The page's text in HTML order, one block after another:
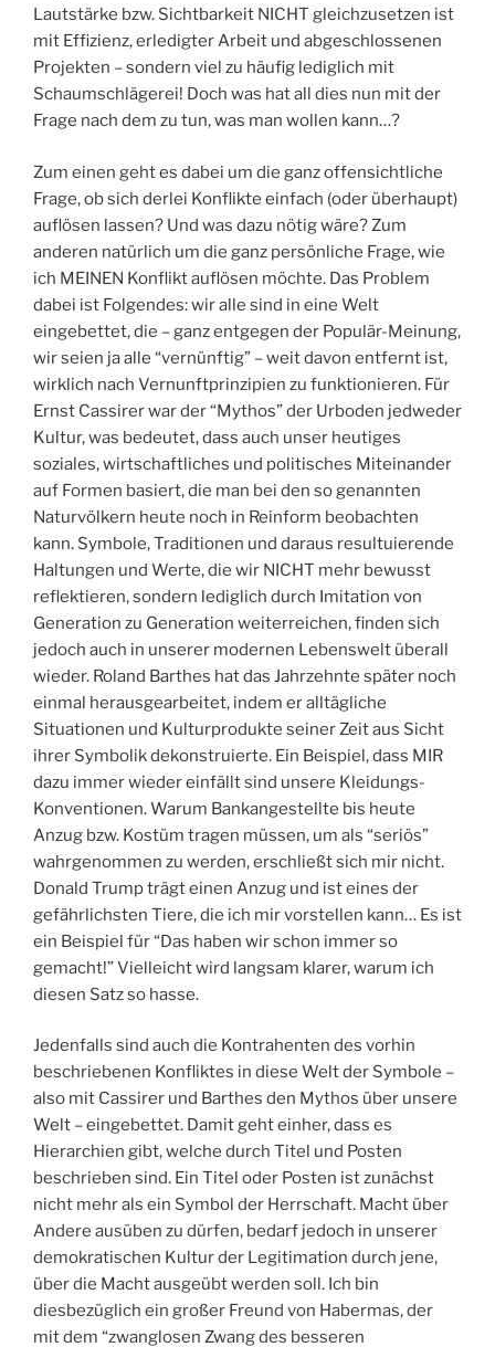
Lautstärke bzw. Sichtbarkeit NICHT gleichzusetzen ist
mit Effizienz, erledigter Arbeit und abgeschlossenen
Projekten – sondern viel zu häufig lediglich mit
Schaumschlägerei! Doch was hat all dies nun mit der
Frage nach dem zu tun, was man wollen kann…?
Zum einen geht es dabei um die ganz offensichtliche
Frage, ob sich derlei Konflikte einfach (oder überhaupt)
auflösen lassen? Und was dazu nötig wäre? Zum
anderen natürlich um die ganz persönliche Frage, wie
ich MEINEN Konflikt auflösen möchte. Das Problem
dabei ist Folgendes: wir alle sind in eine Welt
eingebettet, die – ganz entgegen der Populär-Meinung,
wir seien ja alle “vernünftig” – weit davon entfernt ist,
wirklich nach Vernunftprinzipien zu funktionieren. Für
Ernst Cassirer war der “Mythos” der Urboden jedweder
Kultur, was bedeutet, dass auch unser heutiges
soziales, wirtschaftliches und politisches Miteinander
auf Formen basiert, die man bei den so genannten
Naturvölkern heute noch in Reinform beobachten
kann. Symbole, Traditionen und daraus resultuierende
Haltungen und Werte, die wir NICHT mehr bewusst
reflektieren, sondern lediglich durch Imitation von
Generation zu Generation weiterreichen, finden sich
jedoch auch in unserer modernen Lebenswelt überall
wieder. Roland Barthes hat das Jahrzehnte später noch
einmal herausgearbeitet, indem er alltägliche
Situationen und Kulturprodukte seiner Zeit aus Sicht
ihrer Symbolik dekonstruierte. Ein Beispiel, dass MIR
dazu immer wieder einfällt sind unsere Kleidungs-
Konventionen. Warum Bankangestellte bis heute
Anzug bzw. Kostüm tragen müssen, um als “seriös”
wahrgenommen zu werden, erschließt sich mir nicht.
Donald Trump trägt einen Anzug und ist eines der
gefährlichsten Tiere, die ich mir vorstellen kann… Es ist
ein Beispiel für “Das haben wir schon immer so
gemacht!” Vielleicht wird langsam klarer, warum ich
diesen Satz so hasse.
Jedenfalls sind auch die Kontrahenten des vorhin
beschriebenen Konfliktes in diese Welt der Symbole –
also mit Cassirer und Barthes den Mythos über unsere
Welt – eingebettet. Damit geht einher, dass es
Hierarchien gibt, welche durch Titel und Posten
beschrieben sind. Ein Titel oder Posten ist zunächst
nicht mehr als ein Symbol der Herrschaft. Macht über
Andere ausüben zu dürfen, bedarf jedoch in unserer
demokratischen Kultur der Legitimation durch jene,
über die Macht ausgeübt werden soll. Ich bin
diesbezüglich ein großer Freund von Habermas, der
mit dem “zwanglosen Zwang des besseren